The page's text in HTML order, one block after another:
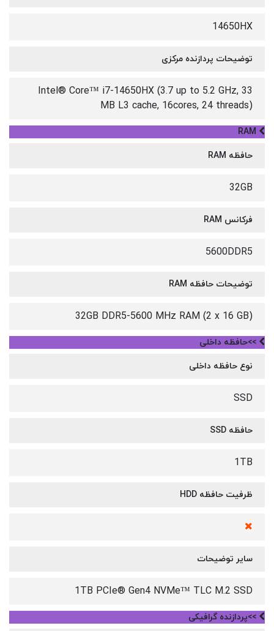
14650HX
توضیحات پردازنده مرکزی
Intel® Core™ i7-14650HX (3.7 up to 5.2 GHz, 33
MB L3 cache, 16cores, 24 threads)
حافظه RAM
32GB
فرکانس RAM
5600DDR5
توضیحات حافظه RAM
32GB DDR5-5600 MHz RAM (2 x 16 GB)
>>حافظه داخلی
نوع حافظه داخلی
SSD
حافظه SSD
1TB
ظرفیت حافظه HDD
سایر توضیحات
1TB PCIe® Gen4 NVMe™ TLC M.2 SSD
>>پردازنده گرافیکی